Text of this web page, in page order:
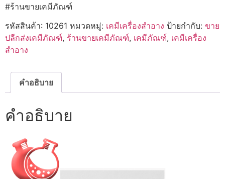
#ร้านขายเคมีภัณฑ์
รหัสสินค้า: 10261 หมวดหมู่: เคมีเครื่องสำอาง ป้ายกำกับ: ขาย
ปลีกส่งเคมีภัณฑ์, ร้านขายเคมีภัณฑ์, เคมีภัณฑ์, เคมีเครื่อง
สำอาง
คำอธิบาย
คำอธิบาย